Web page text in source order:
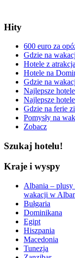
Hity
600 euro za
Gdzie na
Hotele z
Hotele na
Gdzie na
Najlepsze
Najlepsze
Gdzie na ferie
Pomysły na
Zobacz
Szukaj hotelu!
Kraje i wyspy
Albania – plusy
wakacji w
Bułgaria
Dominikana
Egipt
Hiszpania
Macedonia
Tunezja